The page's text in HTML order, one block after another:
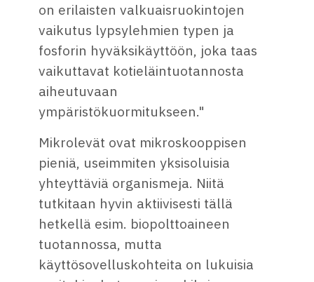
on erilaisten valkuaisruokintojen
vaikutus lypsylehmien typen ja
fosforin hyväksikäyttöön, joka taas
vaikuttavat kotieläintuotannosta
aiheutuvaan
ympäristökuormitukseen."
Mikrolevät ovat mikroskooppisen
pieniä, useimmiten yksisoluisia
yhteyttäviä organismeja. Niitä
tutkitaan hyvin aktiivisesti tällä
hetkellä esim. biopolttoaineen
tuotannossa, mutta
käyttösovelluskohteita on lukuisia